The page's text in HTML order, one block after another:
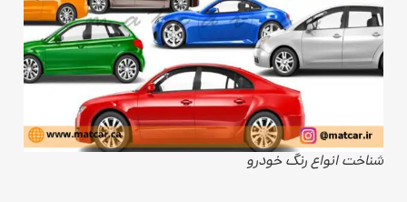
شناخت انواع رنگ خودرو